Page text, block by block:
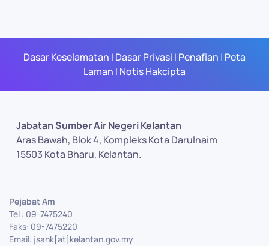
Dasar Keselamatan | Dasar Privasi | Penafian | Peta
Laman | Notis Hakcipta
Jabatan Sumber Air Negeri Kelantan
Aras Bawah, Blok 4, Kompleks Kota Darulnaim
15503 Kota Bharu, Kelantan.
Pejabat Am
Tel : 09-7475240
Faks: 09-7475220
Email: jsank[at]kelantan.gov.my